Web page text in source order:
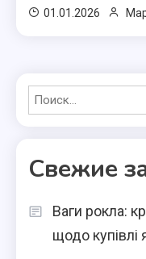
01.01.2026
Свежие
Ваги рокла:
щодо купівлі